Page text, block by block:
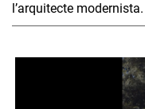
l’arquitecte modernista.